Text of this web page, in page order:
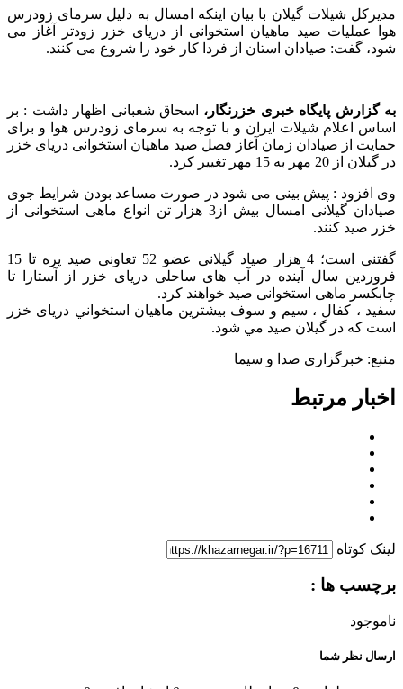
مدیرکل شیلات گیلان با بیان اینکه امسال به دلیل سرمای زودرس
هوا عملیات صید ماهیان استخوانی از دریای خزر زودتر آغاز می
شود، گفت: صیادان استان از فردا کار خود را شروع می کنند.
به گزارش پایگاه خبری خزرنگار، اسحاق شعبانی اظهار داشت : بر
اساس اعلام شیلات ایران و با توجه به سرمای زودرس هوا و برای
حمایت از صیادان زمان آغاز فصل صید ماهیان استخوانی دریای خزر
در گیلان از 20 مهر به 15 مهر تغییر کرد.
وی افزود : پیش بینی می شود در صورت مساعد بودن شرایط جوی
صیادان گیلانی امسال بیش از3 هزار تن انواع ماهی استخوانی از
خزر صید کنند.
گفتنی است؛ 4 هزار صیاد گیلانی عضو 52 تعاونی صید پره تا 15
فروردین سال آینده در آب های ساحلی دریای خزر از آستارا تا
چابکسر ماهی استخوانی صید خواهند کرد.
سفيد ، کفال ، سيم و سوف بيشترين ماهيان استخواني دریای خزر
است که در گيلان صيد مي شود.
منبع: خبرگزاری صدا و سیما
اخبار مرتبط
لینک کوتاه
برچسب ها :
ناموجود
ارسال نظر شما